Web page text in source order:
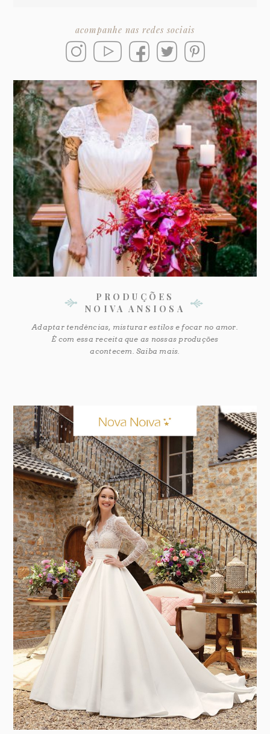
acompanhe nas redes sociais
PRODUÇÕES
NOIVA ANSIOSA
Adaptar tendências, misturar estilos e focar no amor.
É com essa receita que as nossas produções
acontecem. Saiba mais.